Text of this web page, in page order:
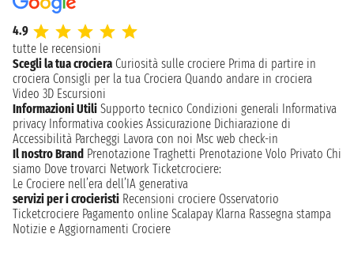
4.9
tutte le recensioni
Scegli la tua crociera Curiosità sulle crociere Prima di partire in
crociera Consigli per la tua Crociera Quando andare in crociera
Video 3D Escursioni
Informazioni Utili Supporto tecnico Condizioni generali Informativa
privacy Informativa cookies Assicurazione Dichiarazione di
Accessibilità Parcheggi Lavora con noi Msc web check-in
Il nostro Brand Prenotazione Traghetti Prenotazione Volo Privato Chi
siamo Dove trovarci Network Ticketcrociere:
Le Crociere nell’era dell’IA generativa
servizi per i crocieristi Recensioni crociere Osservatorio
Ticketcrociere Pagamento online Scalapay Klarna Rassegna stampa
Notizie e Aggiornamenti Crociere